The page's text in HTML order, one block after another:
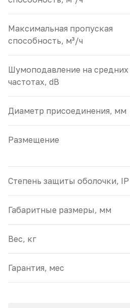
Максимальная пропуская
способность, м³/ч
Шумоподавление на средних
частотах, dB
Диаметр присоединения, мм
Размещение
Cтепень защиты оболочки, IP
Габаритные размеры, мм
Вес, кг
Гарантия, мес